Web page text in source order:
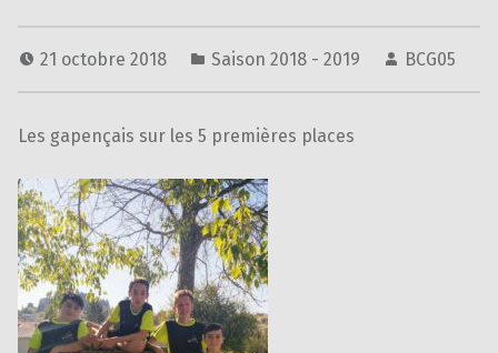
21 octobre 2018 Saison 2018 - 2019 BCG05
Les gapençais sur les 5 premières places